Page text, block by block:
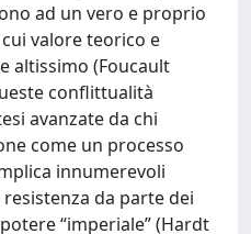
ad un vero e proprio
valore teorico e
altissimo (Foucault
conflittualità
avanzate da chi
come un processo
innumerevoli
da parte dei
“imperiale” (Hardt